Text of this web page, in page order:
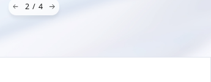
3 / 4